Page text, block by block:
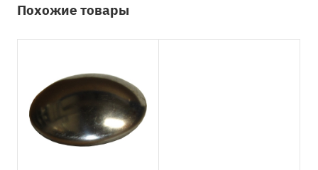
Похожие товары